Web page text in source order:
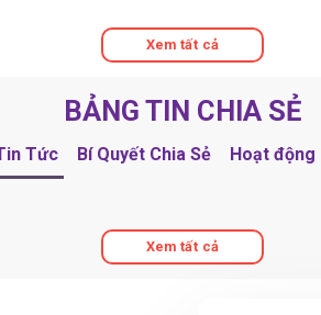
Xem tất cả
BẢNG TIN CHIA SẺ
Tức Bí Quyết Chia Sẻ Hoạt động
Xem tất cả